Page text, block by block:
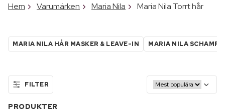
Hem Varumärken Maria Nila Maria Nila Torrt hår
MARIA NILA HÅR MASKER & LEAVE-IN MARIA NILA SCHAMPO
FILTER
PRODUKTER